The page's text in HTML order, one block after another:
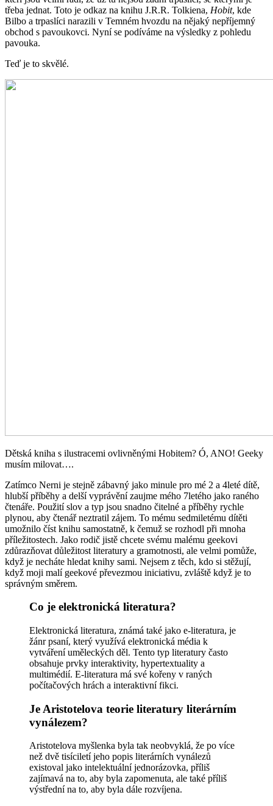
třeba jednat. Toto je odkaz na knihu J.R.R. Tolkiena, Hobit, kde
Bilbo a trpaslíci narazili v Temném hvozdu na nějaký nepříjemný
obchod s pavoukovci. Nyní se podíváme na výsledky z pohledu
pavouka.
Teď je to skvělé.
Dětská kniha s ilustracemi ovlivněnými Hobitem? Ó, ANO! Geeky
musím milovat….
Zatímco Nerni je stejně zábavný jako minule pro mé 2 a 4leté dítě,
hlubší příběhy a delší vyprávění zaujme mého 7letého jako raného
čtenáře. Použití slov a typ jsou snadno čitelné a příběhy rychle
plynou, aby čtenář neztratil zájem. To mému sedmiletému dítěti
umožnilo číst knihu samostatně, k čemuž se rozhodl při mnoha
příležitostech. Jako rodič jistě chcete svému malému geekovi
zdůrazňovat důležitost literatury a gramotnosti, ale velmi pomůže,
když je necháte hledat knihy sami. Nejsem z těch, kdo si stěžují,
když moji malí geekové převezmou iniciativu, zvláště když je to
správným směrem.
Co je elektronická literatura?
Elektronická literatura, známá také jako e-literatura, je
žánr psaní, který využívá elektronická média k
vytváření uměleckých děl. Tento typ literatury často
obsahuje prvky interaktivity, hypertextuality a
multimédií. E-literatura má své kořeny v raných
počítačových hrách a interaktivní fikci.
Je Aristotelova teorie literatury literárním
vynálezem?
Aristotelova myšlenka byla tak neobvyklá, že po více
než dvě tisíciletí jeho popis literárních vynálezů
existoval jako intelektuální jednorázovka, příliš
zajímavá na to, aby byla zapomenuta, ale také příliš
výstřední na to, aby byla dále rozvíjena.